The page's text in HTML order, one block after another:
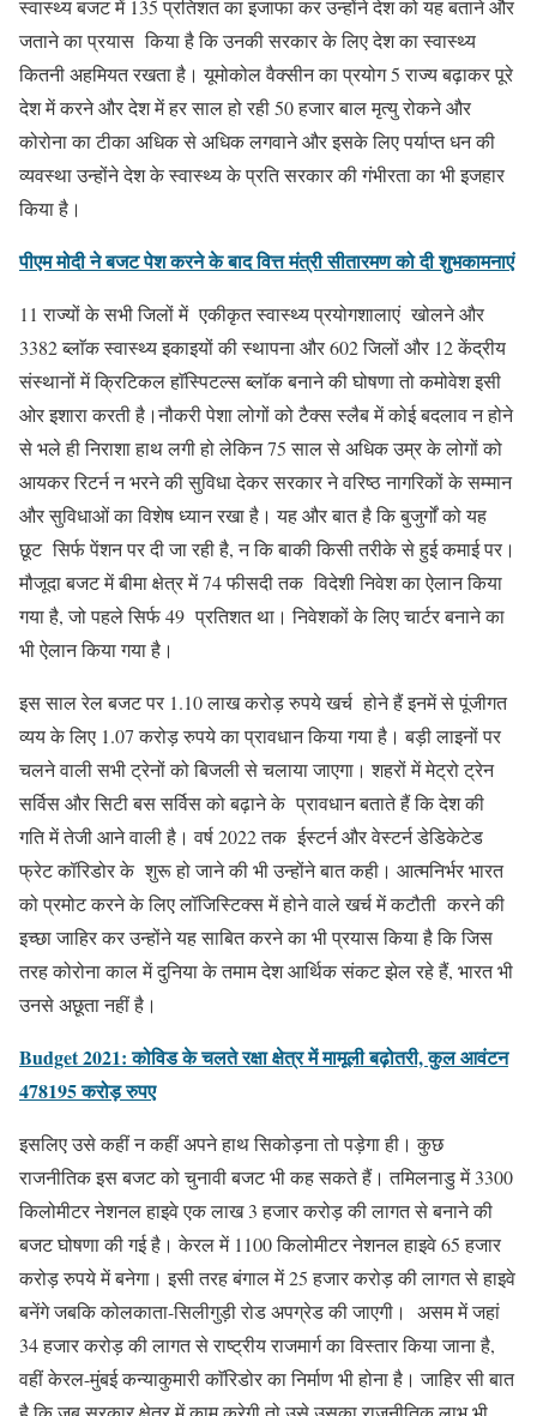
स्वास्थ्य बजट में 135 प्रतिशत का इजाफा कर उन्होंने देश को यह बताने और
जताने का प्रयास किया है कि उनकी सरकार के लिए देश का स्वास्थ्य
कितनी अहमियत रखता है। यूमोकोल वैक्सीन का प्रयोग 5 राज्य बढ़ाकर पूरे
देश में करने और देश में हर साल हो रही 50 हजार बाल मृत्यु रोकने और
कोरोना का टीका अधिक से अधिक लगवाने और इसके लिए पर्याप्त धन की
व्यवस्था उन्होंने देश के स्वास्थ्य के प्रति सरकार की गंभीरता का भी इजहार
किया है।
पीएम मोदी ने बजट पेश करने के बाद वित्त मंत्री सीतारमण को दी शुभकामनाएं
11 राज्यों के सभी जिलों में एकीकृत स्वास्थ्य प्रयोगशालाएं खोलने और
3382 ब्लाॅक स्वास्थ्य इकाइयों की स्थापना और 602 जिलों और 12 केंद्रीय
संस्थानों में क्रिटिकल हाॅस्पिटल्स ब्लाॅक बनाने की घोषणा तो कमोवेश इसी
ओर इशारा करती है।नौकरी पेशा लोगों को टैक्स स्लैब में कोई बदलाव न होने
से भले ही निराशा हाथ लगी हो लेकिन 75 साल से अधिक उम्र के लोगों को
आयकर रिटर्न न भरने की सुविधा देकर सरकार ने वरिष्ठ नागरिकों के सम्मान
और सुविधाओं का विशेष ध्यान रखा है। यह और बात है कि बुजुर्गों को यह
छूट सिर्फ पेंशन पर दी जा रही है, न कि बाकी किसी तरीके से हुई कमाई पर।
मौजूदा बजट में बीमा क्षेत्र में 74 फीसदी तक विदेशी निवेश का ऐलान किया
गया है, जो पहले सिर्फ 49 प्रतिशत था। निवेशकों के लिए चार्टर बनाने का
भी ऐलान किया गया है।
इस साल रेल बजट पर 1.10 लाख करोड़ रुपये खर्च होने हैं इनमें से पूंजीगत
व्यय के लिए 1.07 करोड़ रुपये का प्रावधान किया गया है। बड़ी लाइनों पर
चलने वाली सभी ट्रेनों को बिजली से चलाया जाएगा। शहरों में मेट्रो ट्रेन
सर्विस और सिटी बस सर्विस को बढ़ाने के प्रावधान बताते हैं कि देश की
गति में तेजी आने वाली है। वर्ष 2022 तक ईस्टर्न और वेस्टर्न डेडिकेटेड
फ्रेट कॉरिडोर के शुरू हो जाने की भी उन्होंने बात कही। आत्मनिर्भर भारत
को प्रमोट करने के लिए लॉजिस्टिक्स में होने वाले खर्च में कटौती करने की
इच्छा जाहिर कर उन्होंने यह साबित करने का भी प्रयास किया है कि जिस
तरह कोरोना काल में दुनिया के तमाम देश आर्थिक संकट झेल रहे हैं, भारत भी
उनसे अछूता नहीं है।
Budget 2021: कोविड के चलते रक्षा क्षेत्र में मामूली बढ़ोतरी, कुल आवंटन
478195 करोड़ रुपए
इसलिए उसे कहीं न कहीं अपने हाथ सिकोड़ना तो पड़ेगा ही। कुछ
राजनीतिक इस बजट को चुनावी बजट भी कह सकते हैं। तमिलनाडु में 3300
किलोमीटर नेशनल हाइवे एक लाख 3 हजार करोड़ की लागत से बनाने की
बजट घोषणा की गई है। केरल में 1100 किलोमीटर नेशनल हाइवे 65 हजार
करोड़ रुपये में बनेगा। इसी तरह बंगाल में 25 हजार करोड़ की लागत से हाइवे
बनेंगे जबकि कोलकाता-सिलीगुड़ी रोड अपग्रेड की जाएगी। असम में जहां
34 हजार करोड़ की लागत से राष्ट्रीय राजमार्ग का विस्तार किया जाना है,
वहीं केरल-मुंबई कन्याकुमारी काॅरिडोर का निर्माण भी होना है। जाहिर सी बात